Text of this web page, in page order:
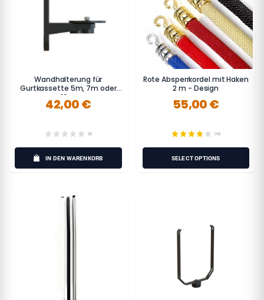
Wandhalterung für
Gurtkassette 5m, 7m oder
10m
42,00 €
(0)
IN DEN WARENKORB
Rote Absperrkordel mit Haken
2 m - Design
55,00 €
(13)
SELECT OPTIONS